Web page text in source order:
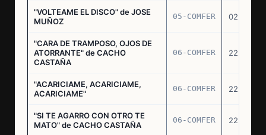
"VOLTEAME EL DISCO" de JOSE
MUÑOZ
05-COMFER 02.02.76
"CARA DE TRAMPOSO, OJOS DE
ATORRANTE" de CACHO
CASTAÑA
06-COMFER 22.04.76
"ACARICIAME, ACARICIAME,
ACARICIAME"
06-COMFER 22.04.76
"SI TE AGARRO CON OTRO TE
MATO" de CACHO CASTAÑA
06-COMFER 22.04.76